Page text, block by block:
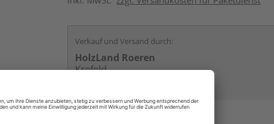
Verkauf und Versand durch:
HolzLand Roeren
Krefeld